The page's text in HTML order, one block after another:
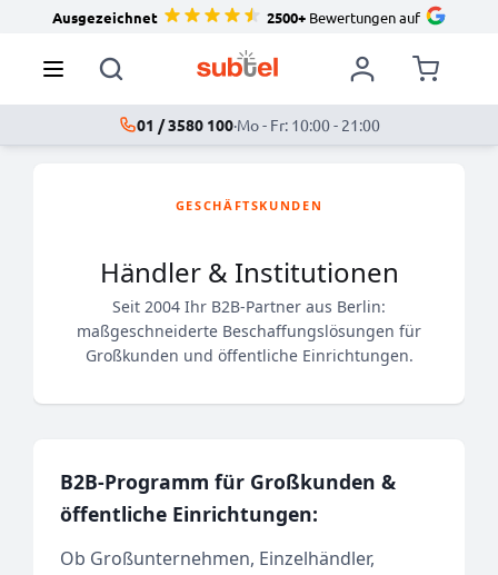
Ausgezeichnet 2500+Bewertungen auf
01 / 3580 100·Mo - Fr: 10:00 - 21:00
GESCHÄFTSKUNDEN
Händler & Institutionen
Seit 2004 Ihr B2B-Partner aus Berlin:
maßgeschneiderte Beschaffungslösungen für
Großkunden und öffentliche Einrichtungen.
B2B-Programm für Großkunden &
öffentliche Einrichtungen:
Ob Großunternehmen, Einzelhändler,